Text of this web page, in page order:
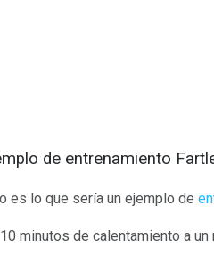
de entrenamiento
es lo que sería un ejemplo de
10 minutos de calentamiento a